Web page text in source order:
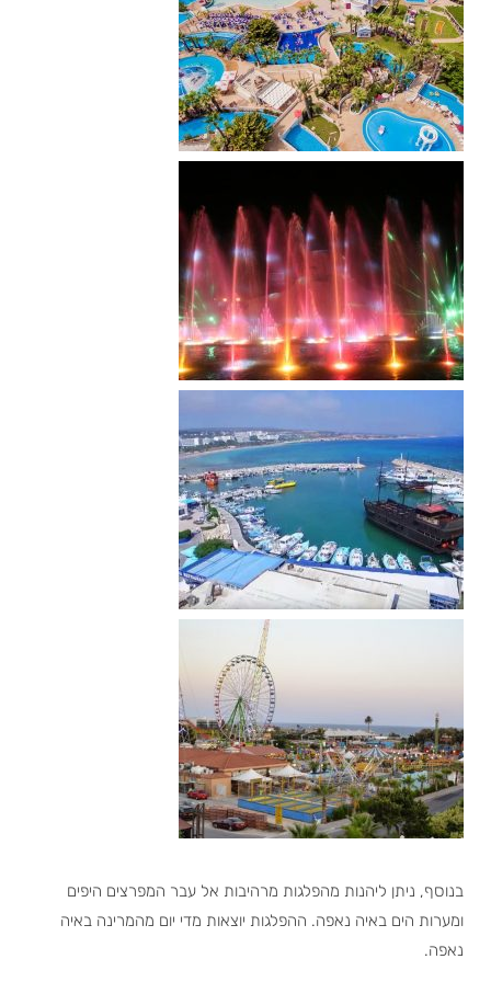
בנוסף, ניתן ליהנות מהפלגות מרהיבות אל עבר המפרצים היפים
ומערות הים באיה נאפה. ההפלגות יוצאות מדי יום מהמרינה באיה
נאפה.